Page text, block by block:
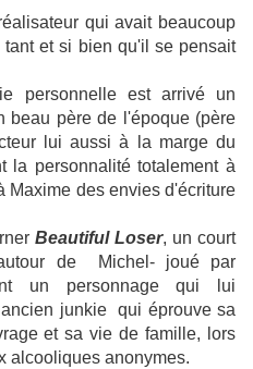
qui avait beaucoup
et si bien qu'il se pensait
personnelle est arrivé un
beau père de l'époque (père
lui aussi à la marge du
la personnalité totalement à
Maxime des envies d'écriture
Beautiful Loser, un court
de Michel- joué par
un personnage qui lui
junkie qui éprouve sa
et sa vie de famille, lors
alcooliques anonymes.